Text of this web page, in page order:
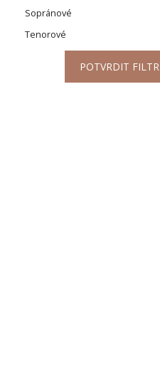
Sopránové
Tenorové
POTVRDIT FILTR